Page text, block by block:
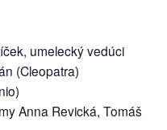
umelecký vedúci
(Cleopatra)
Anna Revická, Tomáš